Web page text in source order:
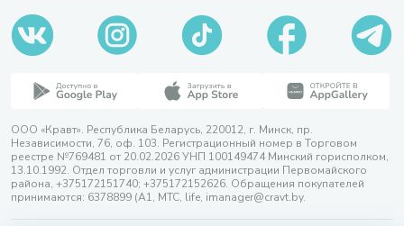
ООО «Кравт». Республика Беларусь, 220012, г. Минск, пр.
Независимости, 76, оф. 103. Регистрационный номер в Торговом
реестре №769481 от 20.02.2026 УНП 100149474 Минский горисполком,
13.10.1992. Отдел торговли и услуг администрации Первомайского
района, +375172151740; +375172152626. Обращения покупателей
принимаются: 6378899 (А1, МТС, life, imanager@cravt.by.